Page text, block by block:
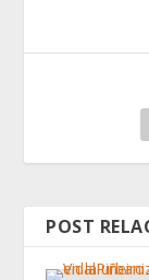
POST